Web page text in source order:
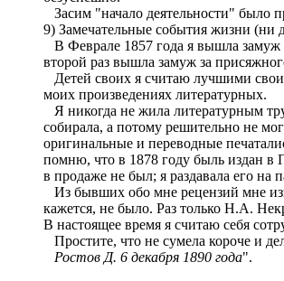
Засим "начало деятельности" было
9) Замечательные события жизни (ни
В Феврале 1857 года я вышла замуж
второй раз вышла замуж за
Детей своих я считаю лучшими
моих произведениях литературных.
Я никогда не жила литературным
собирала, а потому решительно не
оригинальные и переводные
помню, что в 1878 году быль издан в
в продаже не был; я раздавала его на
Из бывших обо мне рецензий мне
кажется, не было. Раз только Н.А.
В настоящее время я считаю себя
Простите, что не сумела короче и
Ростов Д. 6 декабря 1890 года".